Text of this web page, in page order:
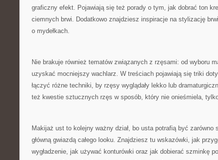
graficzny efekt. Pojawiają się też porady o tym, jak dobrać ton
ciemnych brwi. Dodatkowo znajdziesz inspiracje na stylizację
o mydełkach.
Nie brakuje również tematów związanych z rzęsami: od wyboru
uzyskać mocniejszy wachlarz. W treściach pojawiają się triki
łączyć różne techniki, by rzęsy wyglądały lekko lub
też kwestie sztucznych rzęs w sposób, który nie onieśmiela,
Makijaż ust to kolejny ważny dział, bo usta potrafią być zarówno
główną gwiazdą całego looku. Znajdziesz tu wskazówki, jak
wygładzenie, jak używać konturówki oraz jak dobierać szminkę